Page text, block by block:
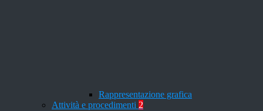
Rappresentazione grafica
Attività e procedimenti 2